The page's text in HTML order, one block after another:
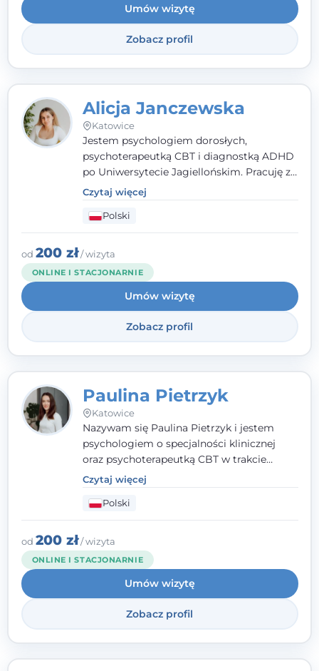
Umów wizytę
Zobacz profil
Alicja Janczewska
Katowice
Jestem psychologiem dorosłych,
psychoterapeutką CBT i diagnostką ADHD
po Uniwersytecie Jagiellońskim. Pracuję z
dorosłymi, młodzieżą i dziećmi, opierając
pomoc na zrozumieniu indywidualnych
potrzeb i więzi zbudowanej na zaufaniu.
Terapia to dla mnie bezpieczne miejsce, w
którym poczujesz się wysłuchany i
zrozumiany.
Czytaj więcej
Polski
od 200 zł/ wizyta
ONLINE I STACJONARNIE
Umów wizytę
Zobacz profil
Paulina Pietrzyk
Katowice
Nazywam się Paulina Pietrzyk i jestem
psychologiem o specjalności klinicznej
oraz psychoterapeutką CBT w trakcie
szkolenia. Pracuję z dorosłymi, którzy
szukają wsparcia w trudnych momentach -
w obliczu lęku, przewlekłego stresu,
natłoku myśli, obniżonego nastroju,
wypalenia czy kryzysu, a także po prostu
chcą lepiej poznać siebie.
Czytaj więcej
Polski
od 200 zł/ wizyta
ONLINE I STACJONARNIE
Umów wizytę
Zobacz profil